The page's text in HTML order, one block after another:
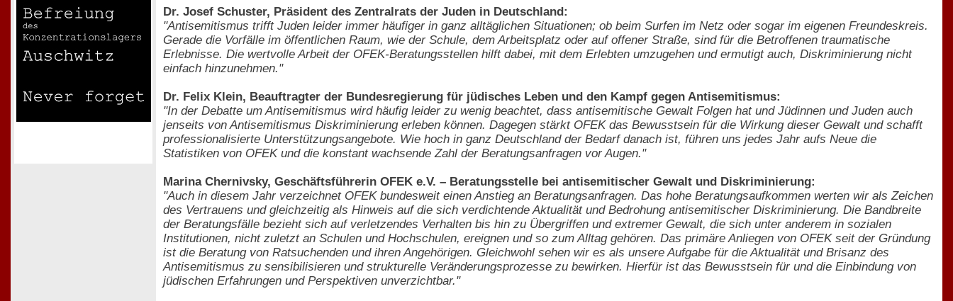
Dr. Josef Schuster, Präsident des Zentralrats der Juden in Deutschland:
"Antisemitismus trifft Juden leider immer häufiger in ganz alltäglichen Situationen; ob beim Surfen im Netz oder sogar im eigenen Freundeskreis.
Gerade die Vorfälle im öffentlichen Raum, wie der Schule, dem Arbeitsplatz oder auf offener Straße, sind für die Betroffenen traumatische
Erlebnisse. Die wertvolle Arbeit der OFEK-Beratungsstellen hilft dabei, mit dem Erlebten umzugehen und ermutigt auch, Diskriminierung nicht
einfach hinzunehmen."
Dr. Felix Klein, Beauftragter der Bundesregierung für jüdisches Leben und den Kampf gegen Antisemitismus:
"In der Debatte um Antisemitismus wird häufig leider zu wenig beachtet, dass antisemitische Gewalt Folgen hat und Jüdinnen und Juden auch
jenseits von Antisemitismus Diskriminierung erleben können. Dagegen stärkt OFEK das Bewusstsein für die Wirkung dieser Gewalt und schafft
professionalisierte Unterstützungsangebote. Wie hoch in ganz Deutschland der Bedarf danach ist, führen uns jedes Jahr aufs Neue die
Statistiken von OFEK und die konstant wachsende Zahl der Beratungsanfragen vor Augen."
Marina Chernivsky, Geschäftsführerin OFEK e.V. – Beratungsstelle bei antisemitischer Gewalt und Diskriminierung:
"Auch in diesem Jahr verzeichnet OFEK bundesweit einen Anstieg an Beratungsanfragen. Das hohe Beratungsaufkommen werten wir als Zeichen
des Vertrauens und gleichzeitig als Hinweis auf die sich verdichtende Aktualität und Bedrohung antisemitischer Diskriminierung. Die Bandbreite
der Beratungsfälle bezieht sich auf verletzendes Verhalten bis hin zu Übergriffen und extremer Gewalt, die sich unter anderem in sozialen
Institutionen, nicht zuletzt an Schulen und Hochschulen, ereignen und so zum Alltag gehören. Das primäre Anliegen von OFEK seit der Gründung
ist die Beratung von Ratsuchenden und ihren Angehörigen. Gleichwohl sehen wir es als unsere Aufgabe für die Aktualität und Brisanz des
Antisemitismus zu sensibilisieren und strukturelle Veränderungsprozesse zu bewirken. Hierfür ist das Bewusstsein für und die Einbindung von
jüdischen Erfahrungen und Perspektiven unverzichtbar."